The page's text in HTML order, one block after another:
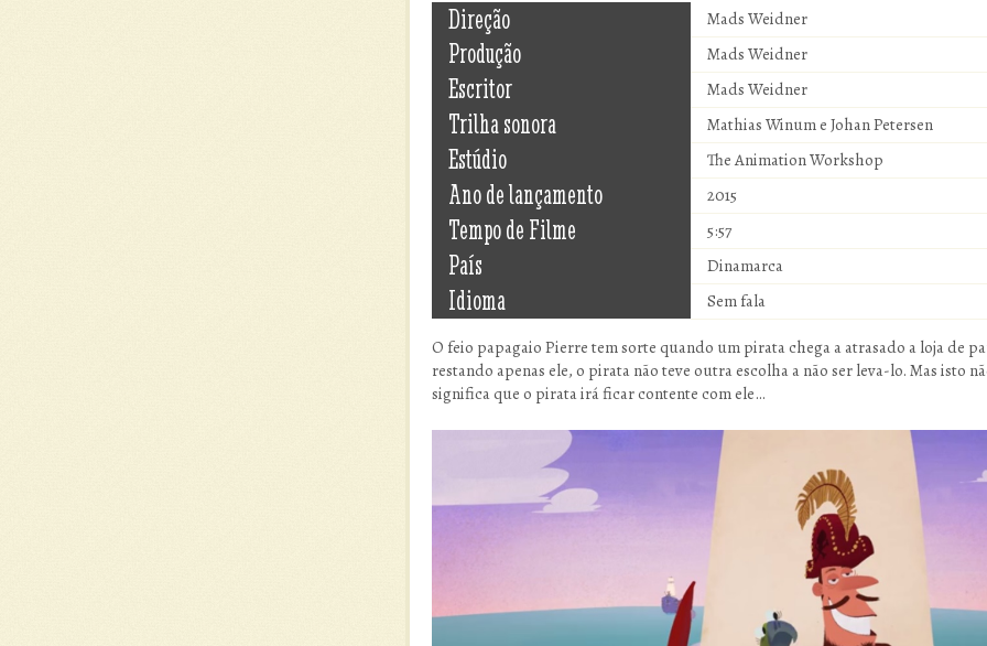
Direção Mads Weidner
Produção Mads Weidner
Escritor Mads Weidner
Trilha sonora Mathias Winum e Johan Petersen
Estúdio The Animation Workshop
Ano de lançamento 2015
Tempo de Filme 5:57
País Dinamarca
Idioma Sem fala
O feio papagaio Pierre tem sorte quando um pirata chega a atrasado a loja de
restando apenas ele, o pirata não teve outra escolha a não ser leva-lo. Mas isto
significa que o pirata irá ficar contente com ele…